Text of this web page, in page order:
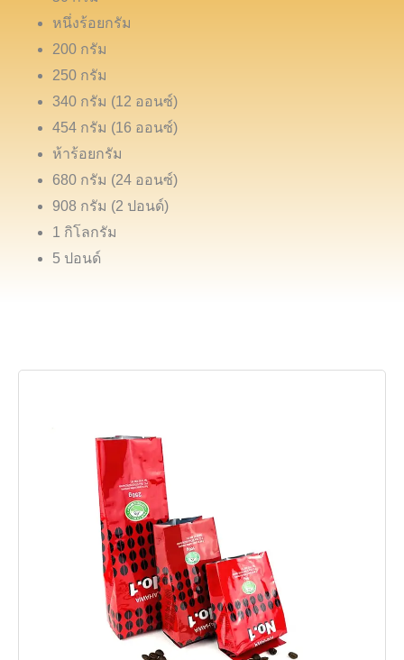
หนึ่งร้อยกรัม
200 กรัม
250 กรัม
340 กรัม (12 ออนซ์)
454 กรัม (16 ออนซ์)
ห้าร้อยกรัม
680 กรัม (24 ออนซ์)
908 กรัม (2 ปอนด์)
1 กิโลกรัม
5 ปอนด์